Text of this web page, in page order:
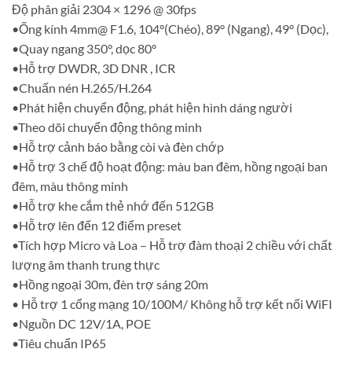
Độ phân giải 2304 × 1296 @ 30fps
•Ống kính 4mm@ F1.6, 104°(Chéo), 89° (Ngang), 49° (Dọc),
•Quay ngang 350°, dọc 80°
•Hỗ trợ DWDR, 3D DNR , ICR
•Chuấn nén H.265/H.264
•Phát hiện chuyển động, phát hiện hình dáng người
•Theo dõi chuyển động thông minh
•Hỗ trợ cảnh báo bằng còi và đèn chớp
•Hỗ trợ 3 chế độ hoạt động: màu ban đêm, hồng ngoại ban
đêm, màu thông minh
•Hỗ trợ khe cắm thẻ nhớ đến 512GB
•Hỗ trợ lên đến 12 điểm preset
•Tích hợp Micro và Loa – Hỗ trợ đàm thoại 2 chiều với chất
lượng âm thanh trung thực
•Hồng ngoại 30m, đèn trợ sáng 20m
• Hỗ trợ 1 cổng mạng 10/100M/ Không hỗ trợ kết nối WiFI
•Nguồn DC 12V/1A, POE
•Tiêu chuẩn IP65